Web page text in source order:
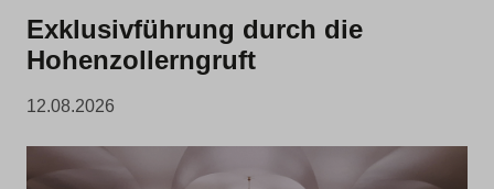
Exklusivführung durch die
Hohenzollerngruft
12.08.2026